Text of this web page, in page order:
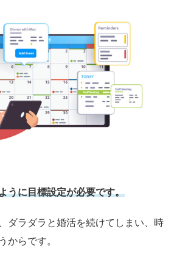
うに目標設定が必要です。
ダラダラと婚活を続けてしまい、時
からです。